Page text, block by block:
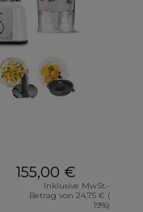
155,00 €
Inklusive MwSt.-
Betrag von 24,75 € (
19%)